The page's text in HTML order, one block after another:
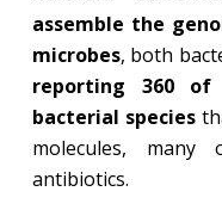
assemble the
microbes, both
reporting 360
bacterial species
molecules,
antibiotics.